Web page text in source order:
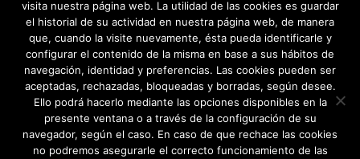
visita nuestra página web. La utilidad de las cookies es guardar
el historial de su actividad en nuestra página web, de manera
que, cuando la visite nuevamente, ésta pueda identificarle y
configurar el contenido de la misma en base a sus hábitos de
navegación, identidad y preferencias. Las cookies pueden ser
aceptadas, rechazadas, bloqueadas y borradas, según desee.
Ello podrá hacerlo mediante las opciones disponibles en la
presente ventana o a través de la configuración de su
navegador, según el caso. En caso de que rechace las cookies
no podremos asegurarle el correcto funcionamiento de las